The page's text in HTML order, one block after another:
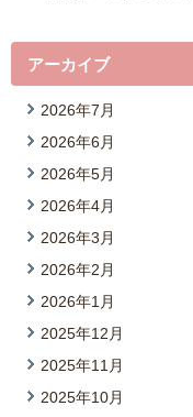
アーカイブ
2026年7月
2026年6月
2026年5月
2026年4月
2026年3月
2026年2月
2026年1月
2025年12月
2025年11月
2025年10月